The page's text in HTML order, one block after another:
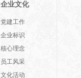
企业文化
党建工作
企业标识
核心理念
员工风采
文化活动